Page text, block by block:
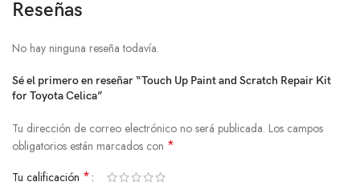
Reseñas
No hay ninguna reseña todavía.
Sé el primero en reseñar “Touch Up Paint and Scratch Repair Kit
for Toyota Celica”
Tu dirección de correo electrónico no será publicada. Los campos
obligatorios están marcados con *
Tu calificación *